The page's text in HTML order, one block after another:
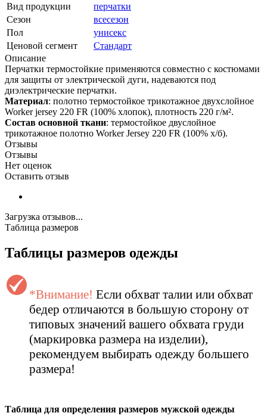
Вид продукции
перчатки
Сезон
всесезон
Пол
унисекс
Ценовой сегмент
Стандарт
Описание
Перчатки термостойкие применяются совместно с костюмами
для защиты от электрической дуги, надеваются под
диэлектрические перчатки.
Материал: полотно термостойкое трикотажное двухслойное
Worker jersey 220 FR (100% хлопок), плотность 220 г/м².
Состав основной ткани: термостойкое двуслойное
трикотажное полотно Worker Jersey 220 FR (100% х/б).
Отзывы
Отзывы
Нет оценок
Оставить отзыв
Загрузка отзывов...
Таблица размеров
Таблицы размеров одежды
*Внимание! Если обхват талии или обхват
бедер отличаются в большую сторону от
типовых значений вашего обхвата груди
(маркировка размера на изделии),
рекомендуем выбирать одежду большего
размера!
Таблица для определения размеров мужской одежды